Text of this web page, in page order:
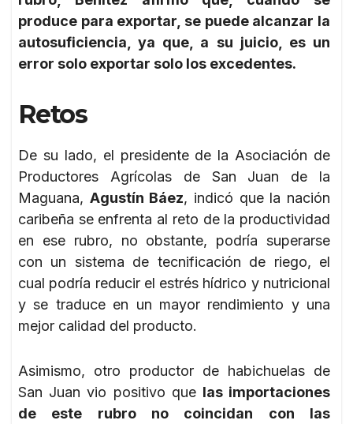
produce para exportar, se puede alcanzar la
autosuficiencia, ya que, a su juicio, es un
error solo exportar solo los excedentes.
Retos
De su lado, el presidente de la Asociación de
Productores Agrícolas de San Juan de la
Maguana, Agustín Báez, indicó que la nación
caribeña se enfrenta al reto de la productividad
en ese rubro, no obstante, podría superarse
con un sistema de tecnificación de riego, el
cual podría reducir el estrés hídrico y nutricional
y se traduce en un mayor rendimiento y una
mejor calidad del producto.
Asimismo, otro productor de habichuelas de
San Juan vio positivo que las importaciones
de este rubro no coincidan con las